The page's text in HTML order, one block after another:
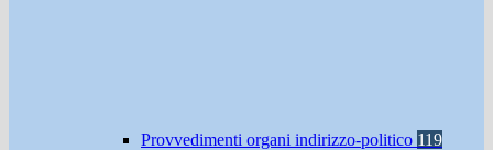
Provvedimenti organi indirizzo-politico 119